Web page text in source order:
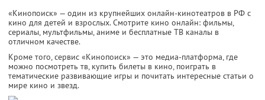
«Кинопоиск» — один из крупнейших онлайн-кинотеатров в РФ с
кино для детей и взрослых. Смотрите кино онлайн: фильмы,
сериалы, мультфильмы, аниме и бесплатные ТВ каналы в
отличном качестве.
Кроме того, сервис «Кинопоиск» — это медиа-платформа, где
можно посмотреть тв, купить билеты в кино, поиграть в
тематические развивающие игры и почитать интересные статьи о
мире кино и звезд.